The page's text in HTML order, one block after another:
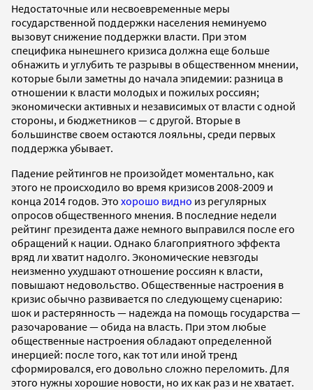
Недостаточные или несвоевременные меры
государственной поддержки населения неминуемо
вызовут снижение поддержки власти. При этом
специфика нынешнего кризиса должна еще больше
обнажить и углубить те разрывы в общественном мнении,
которые были заметны до начала эпидемии: разница в
отношении к власти молодых и пожилых россиян;
экономически активных и независимых от власти с одной
стороны, и бюджетников — с другой. Вторые в
большинстве своем остаются лояльны, среди первых
поддержка убывает.
Падение рейтингов не произойдет моментально, как
этого не происходило во время кризисов 2008-2009 и
конца 2014 годов. Это хорошо видно из регулярных
опросов общественного мнения. В последние недели
рейтинг президента даже немного выправился после его
обращений к нации. Однако благоприятного эффекта
вряд ли хватит надолго. Экономические невзгоды
неизменно ухудшают отношение россиян к власти,
повышают недовольство. Общественные настроения в
кризис обычно развивается по следующему сценарию:
шок и растерянность — надежда на помощь государства —
разочарование — обида на власть. При этом любые
общественные настроения обладают определенной
инерцией: после того, как тот или иной тренд
сформировался, его довольно сложно переломить. Для
этого нужны хорошие новости, но их как раз и не хватает.